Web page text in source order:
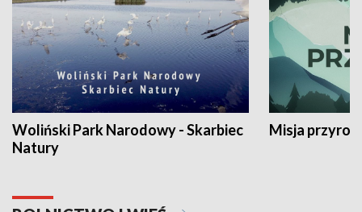
Woliński Park Narodowy - Skarbiec
Natury
Misja